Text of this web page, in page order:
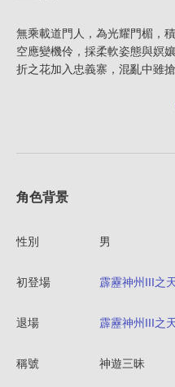
無乘載道門人，為光耀門楣，
空應變機伶，採柔軟姿態與嫇
折之花加入忠義寨，混亂中雖
角色背景
性別 男
初登場 霹靂神州III之
退場 霹靂神州III之
稱號 神遊三昧